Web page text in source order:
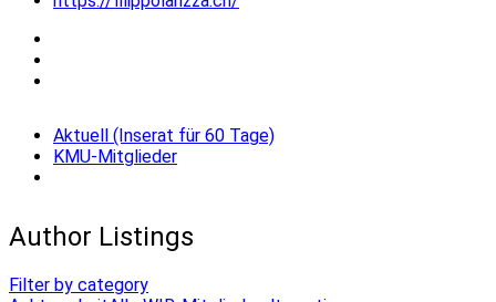
Aktuell (Inserat für 60 Tage)
KMU-Mitglieder
Author Listings
Filter by category